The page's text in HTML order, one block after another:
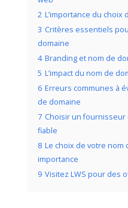
2 L’importance du choix
3 Critères essentiels
domaine
4 Branding et nom de
5 L’impact du nom de
6 Erreurs communes à
de domaine
7 Choisir un
fiable
8 Le choix de votre nom
importance
9 Visitez LWS pour des